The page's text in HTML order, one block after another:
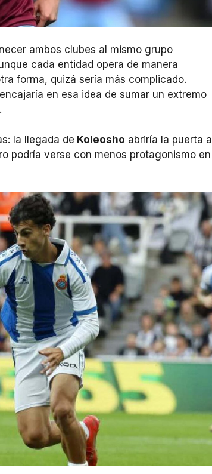
ambos clubes al mismo grupo
cada entidad opera de manera
forma, quizá sería más complicado.
en esa idea de sumar un extremo
.
la llegada de Koleosho abriría la puerta a
podría verse con menos protagonismo en